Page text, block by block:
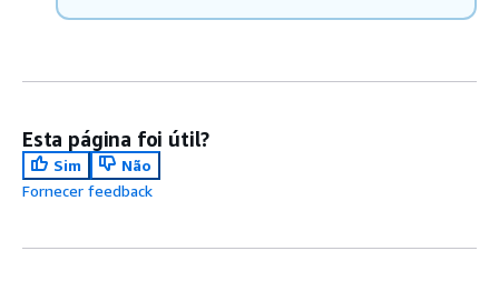
Esta página foi útil?
Sim
Não
Fornecer feedback